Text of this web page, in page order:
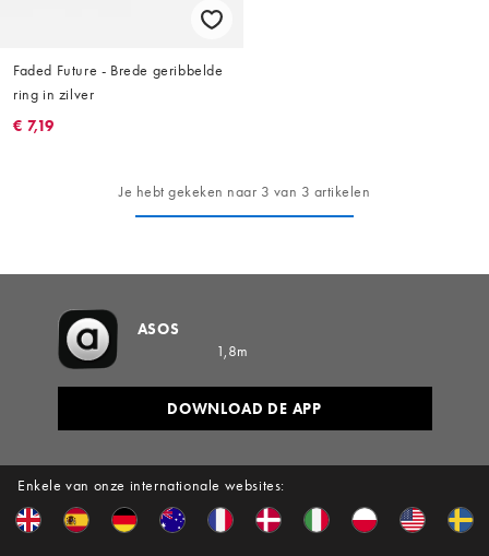
Faded Future - Brede geribbelde
ring in zilver
€ 7,19
Je hebt gekeken naar 3 van 3 artikelen
Enkele van onze internationale websites:
ASOS
1,8m
DOWNLOAD DE APP